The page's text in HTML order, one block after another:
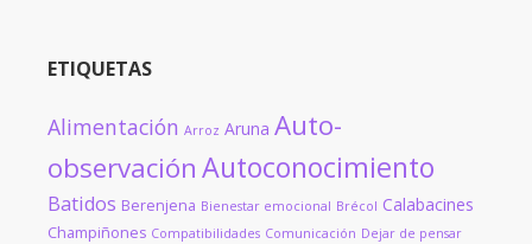
ETIQUETAS
Alimentación Arroz Aruna Auto-
observaciónAutoconocimiento
Batidos Berenjena Bienestar emocional Brécol Calabacines
Champiñones Compatibilidades Comunicación Dejar de pensar